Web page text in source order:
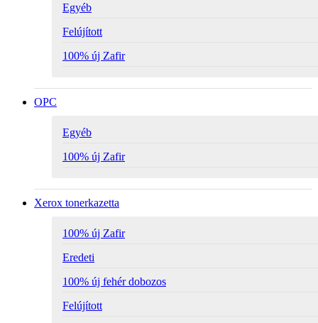
Egyéb
Felújított
100% új Zafir
OPC
Egyéb
100% új Zafir
Xerox tonerkazetta
100% új Zafir
Eredeti
100% új fehér dobozos
Felújított